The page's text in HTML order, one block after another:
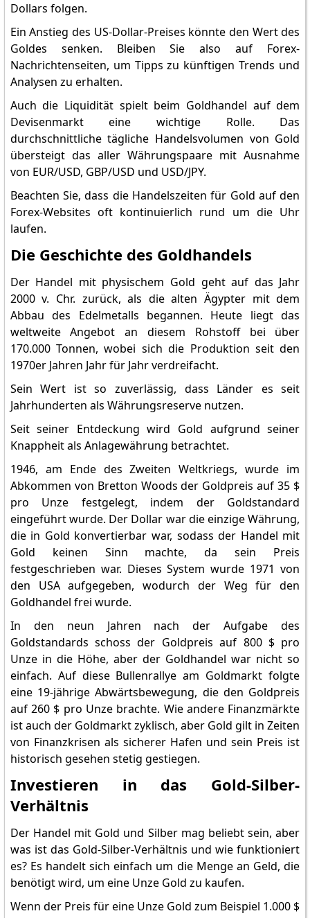
Dollars folgen.
Ein Anstieg des US-Dollar-Preises könnte den Wert des
Goldes senken. Bleiben Sie also auf Forex-
Nachrichtenseiten, um Tipps zu künftigen Trends und
Analysen zu erhalten.
Auch die Liquidität spielt beim Goldhandel auf dem
Devisenmarkt eine wichtige Rolle. Das
durchschnittliche tägliche Handelsvolumen von Gold
übersteigt das aller Währungspaare mit Ausnahme
von EUR/USD, GBP/USD und USD/JPY.
Beachten Sie, dass die Handelszeiten für Gold auf den
Forex-Websites oft kontinuierlich rund um die Uhr
laufen.
Die Geschichte des Goldhandels
Der Handel mit physischem Gold geht auf das Jahr
2000 v. Chr. zurück, als die alten Ägypter mit dem
Abbau des Edelmetalls begannen. Heute liegt das
weltweite Angebot an diesem Rohstoff bei über
170.000 Tonnen, wobei sich die Produktion seit den
1970er Jahren Jahr für Jahr verdreifacht.
Sein Wert ist so zuverlässig, dass Länder es seit
Jahrhunderten als Währungsreserve nutzen.
Seit seiner Entdeckung wird Gold aufgrund seiner
Knappheit als Anlagewährung betrachtet.
1946, am Ende des Zweiten Weltkriegs, wurde im
Abkommen von Bretton Woods der Goldpreis auf 35 $
pro Unze festgelegt, indem der Goldstandard
eingeführt wurde. Der Dollar war die einzige Währung,
die in Gold konvertierbar war, sodass der Handel mit
Gold keinen Sinn machte, da sein Preis
festgeschrieben war. Dieses System wurde 1971 von
den USA aufgegeben, wodurch der Weg für den
Goldhandel frei wurde.
In den neun Jahren nach der Aufgabe des
Goldstandards schoss der Goldpreis auf 800 $ pro
Unze in die Höhe, aber der Goldhandel war nicht so
einfach. Auf diese Bullenrallye am Goldmarkt folgte
eine 19-jährige Abwärtsbewegung, die den Goldpreis
auf 260 $ pro Unze brachte. Wie andere Finanzmärkte
ist auch der Goldmarkt zyklisch, aber Gold gilt in Zeiten
von Finanzkrisen als sicherer Hafen und sein Preis ist
historisch gesehen stetig gestiegen.
Investieren in das Gold-Silber-
Verhältnis
Der Handel mit Gold und Silber mag beliebt sein, aber
was ist das Gold-Silber-Verhältnis und wie funktioniert
es? Es handelt sich einfach um die Menge an Geld, die
benötigt wird, um eine Unze Gold zu kaufen.
Wenn der Preis für eine Unze Gold zum Beispiel 1.000 $